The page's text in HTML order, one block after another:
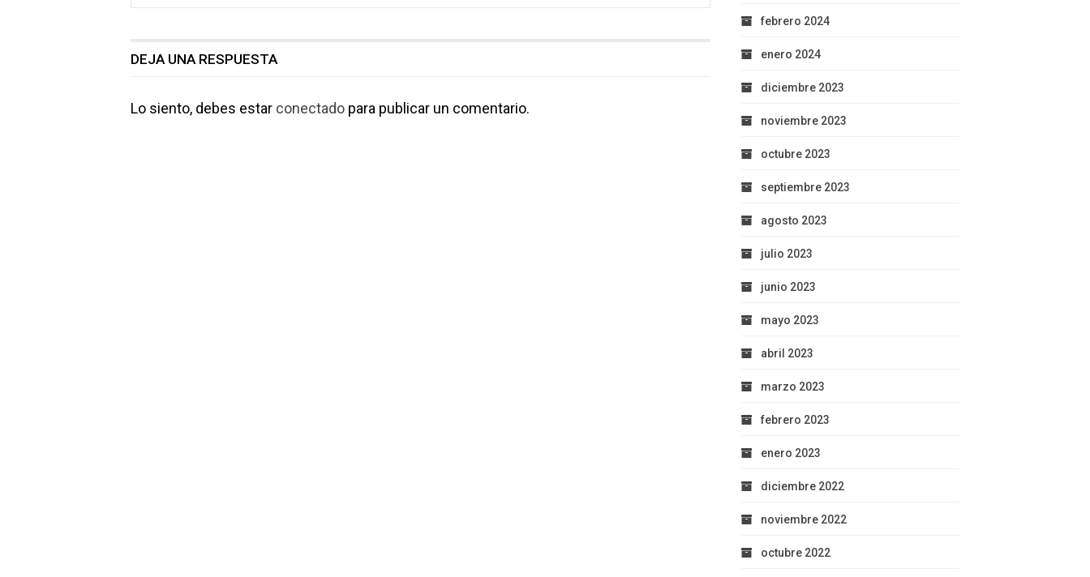
DEJA UNA RESPUESTA
Lo siento, debes estar conectado para publicar un comentario.
febrero 2024
enero 2024
diciembre 2023
noviembre 2023
octubre 2023
septiembre 2023
agosto 2023
julio 2023
junio 2023
mayo 2023
abril 2023
marzo 2023
febrero 2023
enero 2023
diciembre 2022
noviembre 2022
octubre 2022